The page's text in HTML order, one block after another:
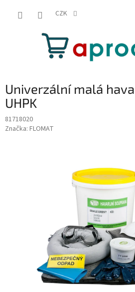
CZK
Univerzální malá
UHPK
81718020
Značka: FLOMAT